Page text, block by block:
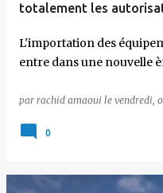
totalement les
L'importation des
entre dans une nouvelle
par rachid amaoui le vendredi,
0